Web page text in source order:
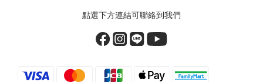
點選下方連結可聯絡到我們